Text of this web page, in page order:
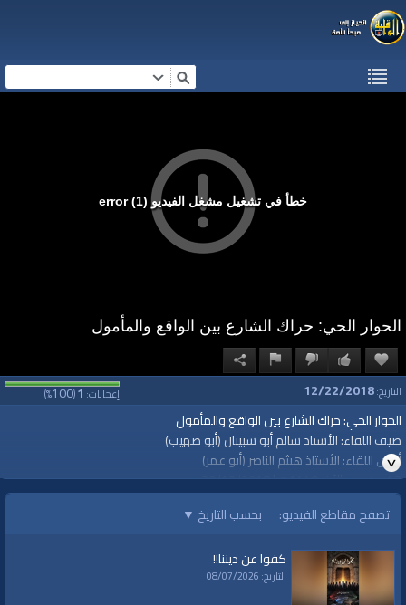
خطأ في تشغيل مشغل الفيديو (1) error
الحوار الحي: حراك الشارع بين الواقع والمأمول
إعجابات:1
(
100
%) التاريخ:12/22/2018
الحوار الحي: حراك الشارع بين الواقع والمأمول
ضيف اللقاء: الأستاذ سالم أبو سبيتان (أبو صهيب)
أجرى اللقاء: الأستاذ هيثم الناصر (أبو عمر)
13 من ربيع الآخر 1440هـ| 20/12/2018
قناة الواقية: انحياز إلى مبدأ الأمة
#الخلافة
#قناةـالواقية
#الواقية #قناة
تصفح مقاطع الفيديو: بحسب التاريخ ▼
كفوا عن ديننا!!
التاريخ: 08/07/2026